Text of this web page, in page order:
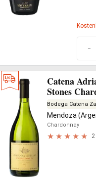
-
Catena
Stones
Bodega Catena
Mendoza
Chardonnay